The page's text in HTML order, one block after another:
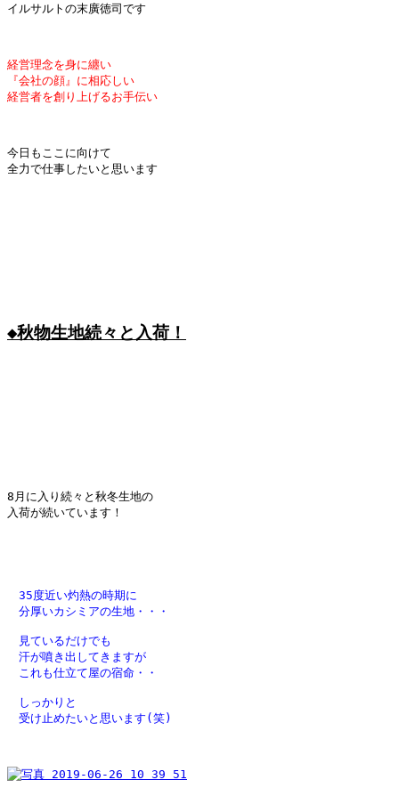
経営理念を身に纏い
『会社の顔』に相応しい
今日もここに向けて
全力で仕事したいと思います
◆秋物生地続々と入荷！
8月に入り続々と秋冬生地の
入荷が続いています！
35度近い灼熱の時期に
分厚いカシミアの生地・・・
見ているだけでも
汗が噴き出してきますが
これも仕立て屋の宿命・・
しっかりと